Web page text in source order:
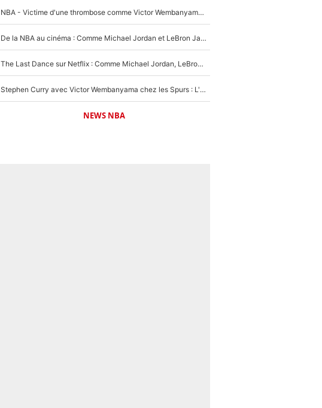
NBA - Victime d'une thrombose comme Victor Wembanyama, Chris Bosh prévient le Français des risques sur sa santé : «J’ai failli mourir sur le coup et j’ai été ramené à la vie»
De la NBA au cinéma : Comme Michael Jordan et LeBron James, Victor Wembanyama rêve d'une carrière d'acteur !
The Last Dance sur Netflix : Comme Michael Jordan, LeBron James va avoir le droit à sa série !
Stephen Curry avec Victor Wembanyama chez les Spurs : L'idée d'un trade historique est lancée en NBA !
NEWS NBA